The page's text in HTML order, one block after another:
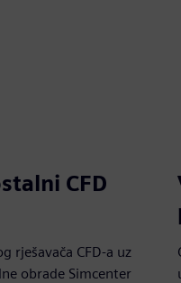
CFD
rješavača CFD-a uz
obrade Simcenter